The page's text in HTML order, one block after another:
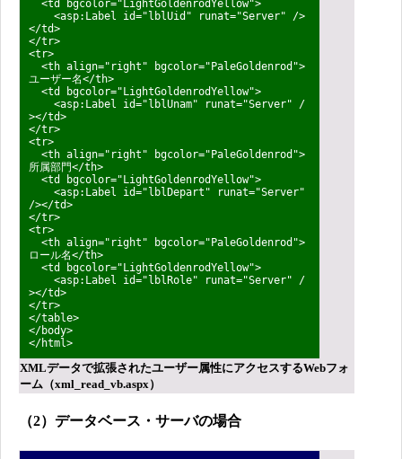
<td bgcolor="LightGoldenrodYellow">
<asp:Label id="lblUid" runat="Server" />
</td>
</tr>
<tr>
<th align="right" bgcolor="PaleGoldenrod">
ユーザー名</th>
<td bgcolor="LightGoldenrodYellow">
<asp:Label id="lblUnam" runat="Server" /
></td>
</tr>
<tr>
<th align="right" bgcolor="PaleGoldenrod">
所属部門</th>
<td bgcolor="LightGoldenrodYellow">
<asp:Label id="lblDepart" runat="Server"
/></td>
</tr>
<tr>
<th align="right" bgcolor="PaleGoldenrod">
ロール名</th>
<td bgcolor="LightGoldenrodYellow">
<asp:Label id="lblRole" runat="Server" /
></td>
</tr>
</table>
</body>
</html>
XMLデータで拡張されたユーザー属性にアクセスするWebフォ
ーム（xml_read_vb.aspx）
（2）データベース・サーバの場合